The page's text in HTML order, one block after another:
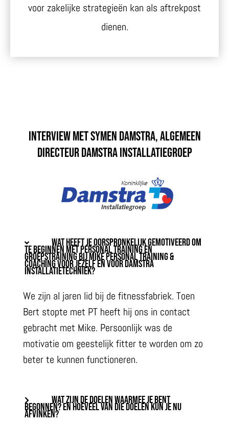
voor zakelijke strategieën kan als aftrekpost
dienen.
Interview met Symen Damstra, algemeen
directeur Damstra Installatiegroep
WAT HEEFT JE OORSPRONKELIJK GEMOTIVEERD OM
TE BEGINNEN MET PERSONAL TRAINING EN
GROEPSTRAINING BIJ MIKE PERSONAL TRAINING &
COACHING VOOR JEZELF EN VOOR DAMSTRA
INSTALLATIETECHNIEK?
We zijn al jaren lid bij de fitnessfabriek. Toen
Bert stopte met PT heeft hij ons in contact
gebracht met Mike. Persoonlijk was de
motivatie om geestelijk fitter te worden om zo
beter te kunnen functioneren.
WAT ZIJN DE DOELEN WAARMEE JE BENT
BEGONNEN? EN HOEVEEL VAN DIE DOELEN KUN JE NU
AFVINKEN?